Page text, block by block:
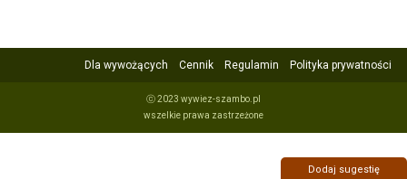
Dla wywożących Cennik Regulamin Polityka prywatności
ⓒ 2023 wywiez-szambo.pl
wszelkie prawa zastrzeżone
Dodaj sugestię